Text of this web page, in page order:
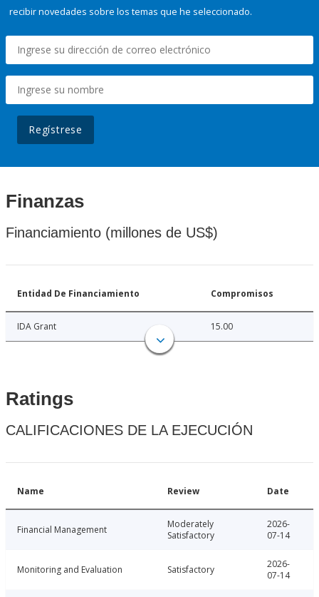
recibir novedades sobre los temas que he seleccionado.
Regístrese
Finanzas
Financiamiento (millones de US$)
Entidad De Financiamiento Compromisos
IDA Grant 15.00
Ratings
CALIFICACIONES DE LA EJECUCIÓN
Name Review Date
Financial Management
Moderately
Satisfactory
2026-
07-14
Monitoring and Evaluation Satisfactory
2026-
07-14